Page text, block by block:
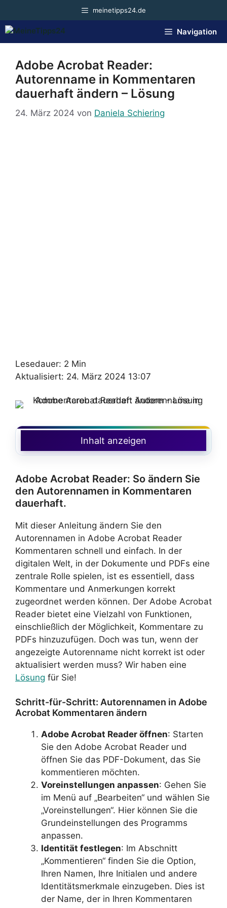
springen
meinetipps24.de
Navigation
Adobe Acrobat Reader:
Autorenname in Kommentaren
dauerhaft ändern – Lösung
24. März 2024 von Daniela Schiering
Lesedauer: 2 Min
Aktualisiert: 24. März 2024 13:07
Inhalt anzeigen
Adobe Acrobat Reader: So ändern Sie
den Autorennamen in Kommentaren
dauerhaft.
Mit dieser Anleitung ändern Sie den
Autorennamen in Adobe Acrobat Reader
Kommentaren schnell und einfach. In der
digitalen Welt, in der Dokumente und PDFs eine
zentrale Rolle spielen, ist es essentiell, dass
Kommentare und Anmerkungen korrekt
zugeordnet werden können. Der Adobe Acrobat
Reader bietet eine Vielzahl von Funktionen,
einschließlich der Möglichkeit, Kommentare zu
PDFs hinzuzufügen. Doch was tun, wenn der
angezeigte Autorenname nicht korrekt ist oder
aktualisiert werden muss? Wir haben eine
Lösung für Sie!
Schritt-für-Schritt: Autorennamen in Adobe
Acrobat Kommentaren ändern
Adobe Acrobat Reader öffnen: Starten
Sie den Adobe Acrobat Reader und
öffnen Sie das PDF-Dokument, das Sie
kommentieren möchten.
Voreinstellungen anpassen: Gehen Sie
im Menü auf „Bearbeiten“ und wählen Sie
„Voreinstellungen“. Hier können Sie die
Grundeinstellungen des Programms
anpassen.
Identität festlegen: Im Abschnitt
„Kommentieren“ finden Sie die Option,
Ihren Namen, Ihre Initialen und andere
Identitätsmerkmale einzugeben. Dies ist
der Name, der in Ihren Kommentaren